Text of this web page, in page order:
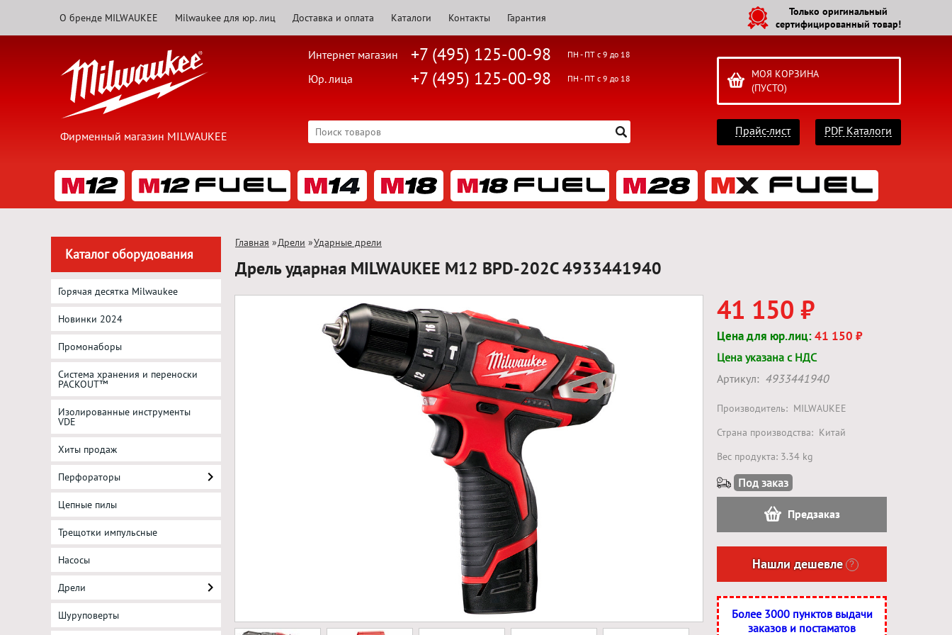
О бренде MILWAUKEE Milwaukee для юр. лиц Доставка и оплата Каталоги Контакты Гарантия
Только оригинальный
сертифицированный товар!
Фирменный магазин MILWAUKEE
Интернет магазин +7 (495) 125-00-98 ПН - ПТ с 9 до 18
Юр. лица +7 (495) 125-00-98 ПН - ПТ с 9 до 18
МОЯ КОРЗИНА
(ПУСТО)
Прайс-лист PDF Каталоги
Каталог оборудования
Горячая десятка Milwaukee
Новинки 2024
Промонаборы
Система хранения и переноски
PACKOUT™
Изолированные инструменты
VDE
Хиты продаж
Перфораторы
Цепные пилы
Трещотки импульсные
Насосы
Дрели
Шуруповерты
Главная »Дрели »Ударные дрели
Дрель ударная MILWAUKEE M12 BPD-202C 4933441940
41 150 ₽
Цена для юр.лиц:41 150 ₽
Цена указана с НДС
Артикул: 4933441940
Производитель: MILWAUKEE
Страна производства: Китай
Вес продукта: 3.34 kg
Под заказ
Предзаказ
Нашли дешевле ?
Более 3000 пунктов выдачи
заказов и постаматов